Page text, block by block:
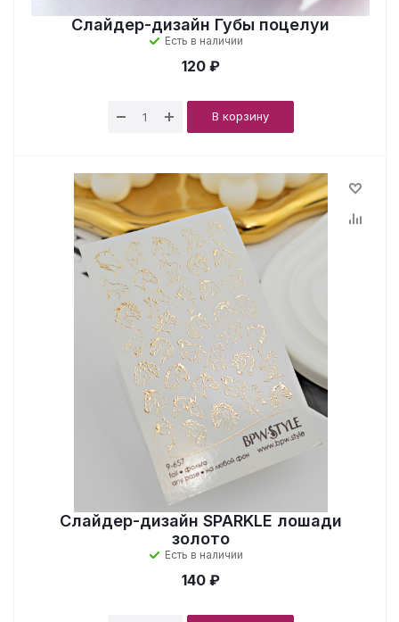
Слайдер-дизайн Губы поцелуи
Есть в наличии
120 ₽
В корзину
Слайдер-дизайн SPARKLE лошади
золото
Есть в наличии
140 ₽